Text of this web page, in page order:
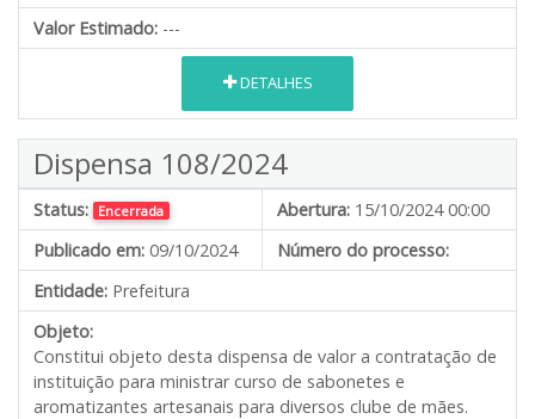
Valor Estimado: ---
DETALHES
Dispensa 108/2024
Status: Encerrada Abertura: 15/10/2024 00:00
Publicado em: 09/10/2024
Número do processo:
Entidade: Prefeitura
Objeto:
Constitui objeto desta dispensa de valor a contratação de
instituição para ministrar curso de sabonetes e
aromatizantes artesanais para diversos clube de mães.